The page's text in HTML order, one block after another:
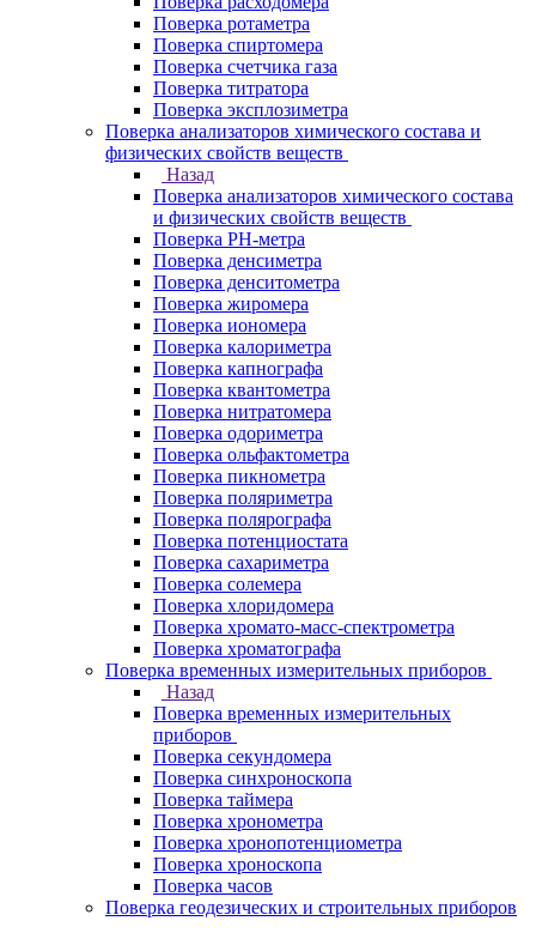
Поверка ротаметра
Поверка спиртомера
Поверка счетчика газа
Поверка титратора
Поверка эксплозиметра
Поверка анализаторов химического состава и
физических свойств веществ
Назад
Поверка анализаторов химического состава
и физических свойств веществ
Поверка PH-метра
Поверка денсиметра
Поверка денситометра
Поверка жиромера
Поверка иономера
Поверка калориметра
Поверка капнографа
Поверка квантометра
Поверка нитратомера
Поверка одориметра
Поверка ольфактометра
Поверка пикнометра
Поверка поляриметра
Поверка полярографа
Поверка потенциостата
Поверка сахариметра
Поверка солемера
Поверка хлоридомера
Поверка хромато-масс-спектрометра
Поверка хроматографа
Поверка временных измерительных приборов
Назад
Поверка временных измерительных
приборов
Поверка секундомера
Поверка синхроноскопа
Поверка таймера
Поверка хронометра
Поверка хронопотенциометра
Поверка хроноскопа
Поверка часов
Поверка геодезических и строительных приборов